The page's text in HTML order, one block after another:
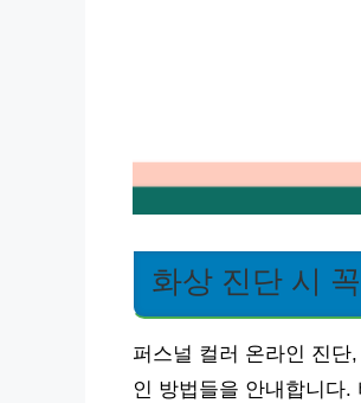
화상 진단 시
퍼스널 컬러 온라인 진단
인 방법들을 안내합니다